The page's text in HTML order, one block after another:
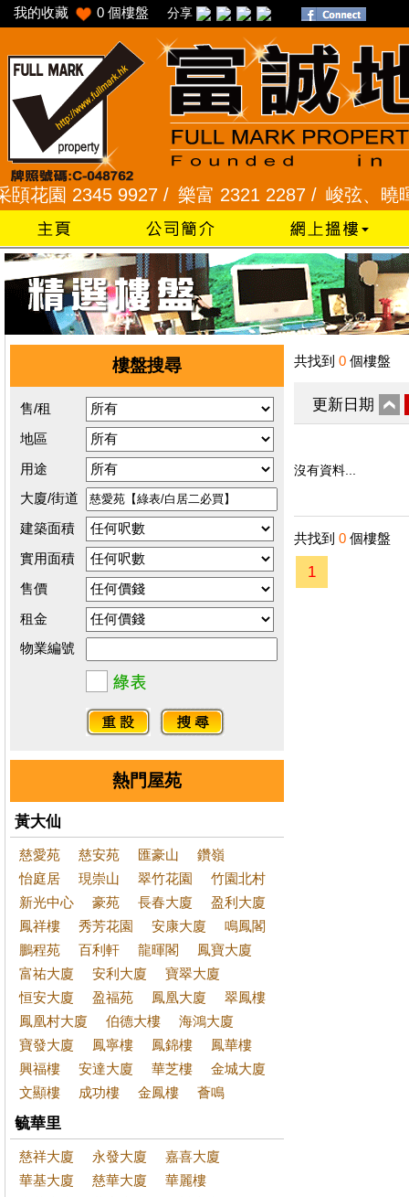
我的收藏 0 個樓盤 分享
園 2345 9927 /樂富 2321 2287 / 峻弦、曉暉花
樓盤搜尋
售/租
地區
用途
大廈/街道
建築面積
實用面積
售價
租金
物業編號
熱門屋苑
黃大仙
慈愛苑 慈安苑 匯豪山
鑽嶺
怡庭居
現崇山 翠竹花園
竹園北村
新光中心
豪苑 長春大廈
盈利大廈
鳳祥樓
秀芳花園 安康大廈
鳴鳳閣
鵬程苑
百利軒 龍暉閣
鳳寶大廈
富祐大廈
安利大廈
寶翠大廈
恒安大廈
盈福苑 鳳凰大廈
翠鳳樓
鳳凰村大廈
伯德大樓
海鴻大廈
寶發大廈
鳳寧樓 鳳錦樓
鳳華樓
興福樓
安達大廈 華芝樓
金城大廈
文顯樓
成功樓 金鳳樓 薈鳴
毓華里
慈祥大廈 永發大廈
嘉喜大廈
華基大廈
慈華大廈
華麗樓
共找到 0 個樓盤
更新日期
沒有資料...
共找到 0 個樓盤
1